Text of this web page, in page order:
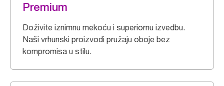
Premium
Doživite iznimnu mekoću i superiornu izvedbu.
Naši vrhunski proizvodi pružaju oboje bez
kompromisa u stilu.